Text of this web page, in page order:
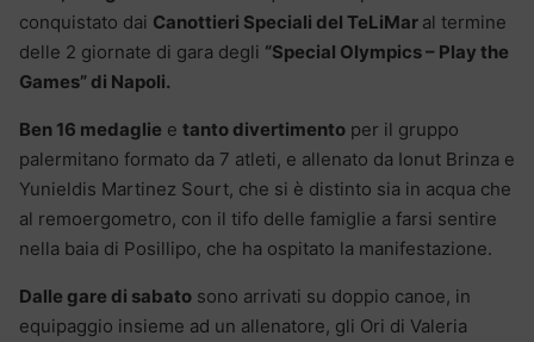
conquistato dai Canottieri Speciali del TeLiMar al termine
delle 2 giornate di gara degli “Special Olympics – Play the
Games” di Napoli.
Ben 16 medaglie e tanto divertimento per il gruppo
palermitano formato da 7 atleti, e allenato da Ionut Brinza e
Yunieldis Martinez Sourt, che si è distinto sia in acqua che
al remoergometro, con il tifo delle famiglie a farsi sentire
nella baia di Posillipo, che ha ospitato la manifestazione.
Dalle gare di sabato sono arrivati su doppio canoe, in
equipaggio insieme ad un allenatore, gli Ori di Valeria